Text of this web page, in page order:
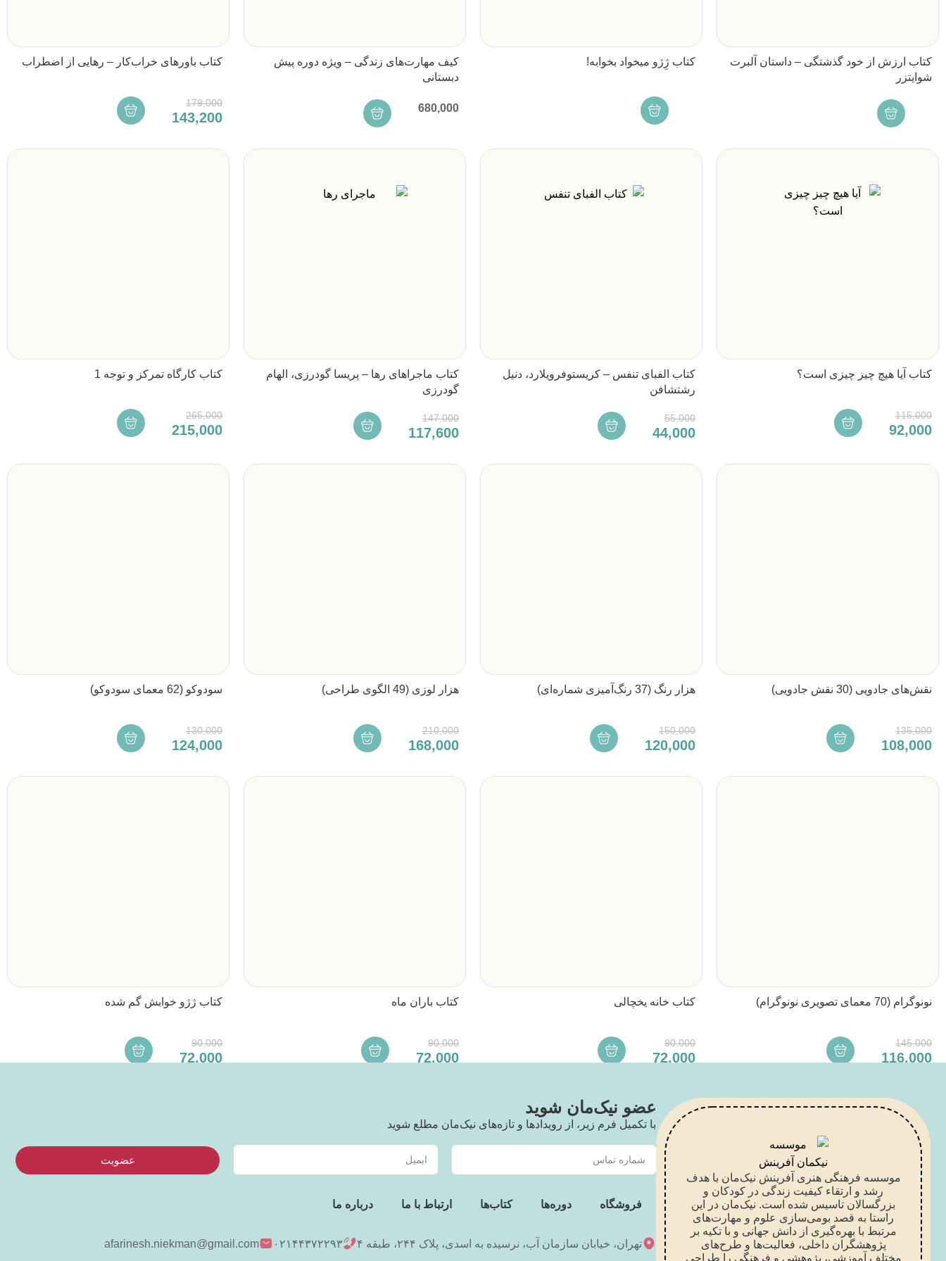
کتاب ارزش از خود گذشتگی – داستان آلبرت
شوایتزر
کتاب ژِژو میخواد بخوابه!
کیف مهارت‌های زندگی – ویژه دوره پیش
دبستانی
680,000
کتاب باورهای خراب‌کار – رهایی از اضطراب
179,000
143,200
کتاب آیا هیچ چیز چیزی است؟
115,000
92,000
کتاب الفبای تنفس – کریستوفرویلارد، دنیل
رشتشافن
55,000
44,000
کتاب ماجراهای رها – پریسا گودرزی، الهام
گودرزی
147,000
117,600
کتاب کارگاه تمرکز و توجه 1
265,000
215,000
نقش‌های جادویی (30 نقش جادویی)
135,000
108,000
هزار رنگ (37 رنگ‌آمیزی شماره‌ای)
150,000
120,000
هزار لوزی (49 الگوی طراحی)
210,000
168,000
سودوکو (62 معمای سودوکو)
130,000
124,000
نونوگرام (70 معمای تصویری نونوگرام)
145,000
116,000
کتاب خانه یخچالی
90,000
72,000
کتاب باران ماه
90,000
72,000
کتاب ژژو خوابش گم شده
90,000
72,000
موسسه فرهنگی هنری آفرینش نیک‌مان با هدف
رشد و ارتقاء کیفیت زندگی در کودکان و
بزرگسالان تاسیس شده است. نیک‌مان در این
راستا به قصد بومی‌سازی علوم و مهارت‌های
مرتبط با بهره‌گیری از دانش جهانی و با تکیه بر
پژوهشگران داخلی، فعالیت‌ها و طرح‌های
مختلف آموزشی، پژوهشی و فرهنگی را طراحی
عضو نیک‌مان شوید
با تکمیل فرم زیر، از رویدادها و تازه‌های نیک‌مان مطلع شوید
عضویت
فروشگاه دوره‌ها کتاب‌ها ارتباط با ما درباره ما
تهران، خیابان سازمان آب، نرسیده به اسدی، پلاک ۲۴۴، طبقه ۴ ۰۲۱۴۴۳۷۲۲۹۳ afarinesh.niekman@gmail.com